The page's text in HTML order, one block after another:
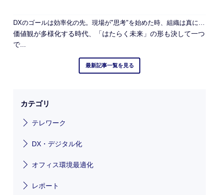
価値観が多様化する時代、「はたらく未来」の形も決して一つ
で...
最新記事一覧を見る
カテゴリ
テレワーク
DX・デジタル化
オフィス環境最適化
レポート